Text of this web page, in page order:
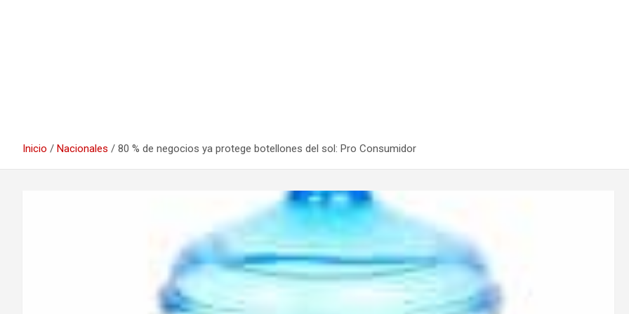
Inicio Nacionales 80 % de negocios ya protege botellones del sol: Pro Consumidor